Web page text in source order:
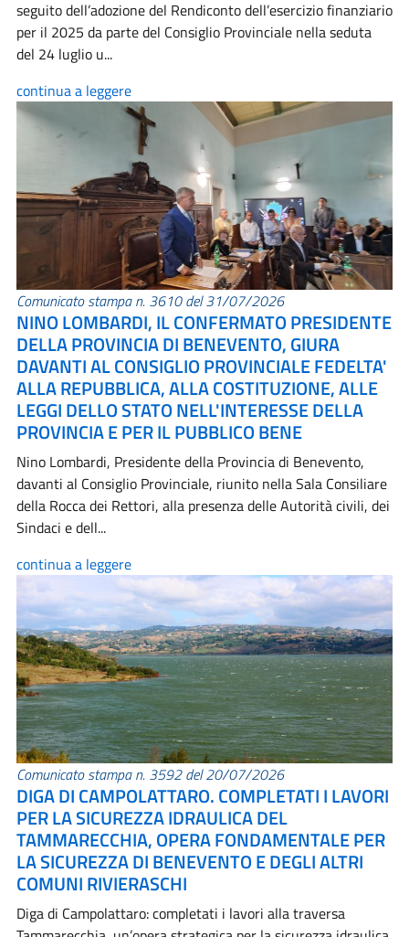
seguito dell’adozione del Rendiconto dell’esercizio finanziario
per il 2025 da parte del Consiglio Provinciale nella seduta
del 24 luglio u...
continua a leggere
Comunicato stampa n. 3610 del 31/07/2026
NINO LOMBARDI, IL CONFERMATO PRESIDENTE
DELLA PROVINCIA DI BENEVENTO, GIURA
DAVANTI AL CONSIGLIO PROVINCIALE FEDELTA'
ALLA REPUBBLICA, ALLA COSTITUZIONE, ALLE
LEGGI DELLO STATO NELL'INTERESSE DELLA
PROVINCIA E PER IL PUBBLICO BENE
Nino Lombardi, Presidente della Provincia di Benevento,
davanti al Consiglio Provinciale, riunito nella Sala Consiliare
della Rocca dei Rettori, alla presenza delle Autorità civili, dei
Sindaci e dell...
continua a leggere
Comunicato stampa n. 3592 del 20/07/2026
DIGA DI CAMPOLATTARO. COMPLETATI I LAVORI
PER LA SICUREZZA IDRAULICA DEL
TAMMARECCHIA, OPERA FONDAMENTALE PER
LA SICUREZZA DI BENEVENTO E DEGLI ALTRI
COMUNI RIVIERASCHI
Diga di Campolattaro: completati i lavori alla traversa